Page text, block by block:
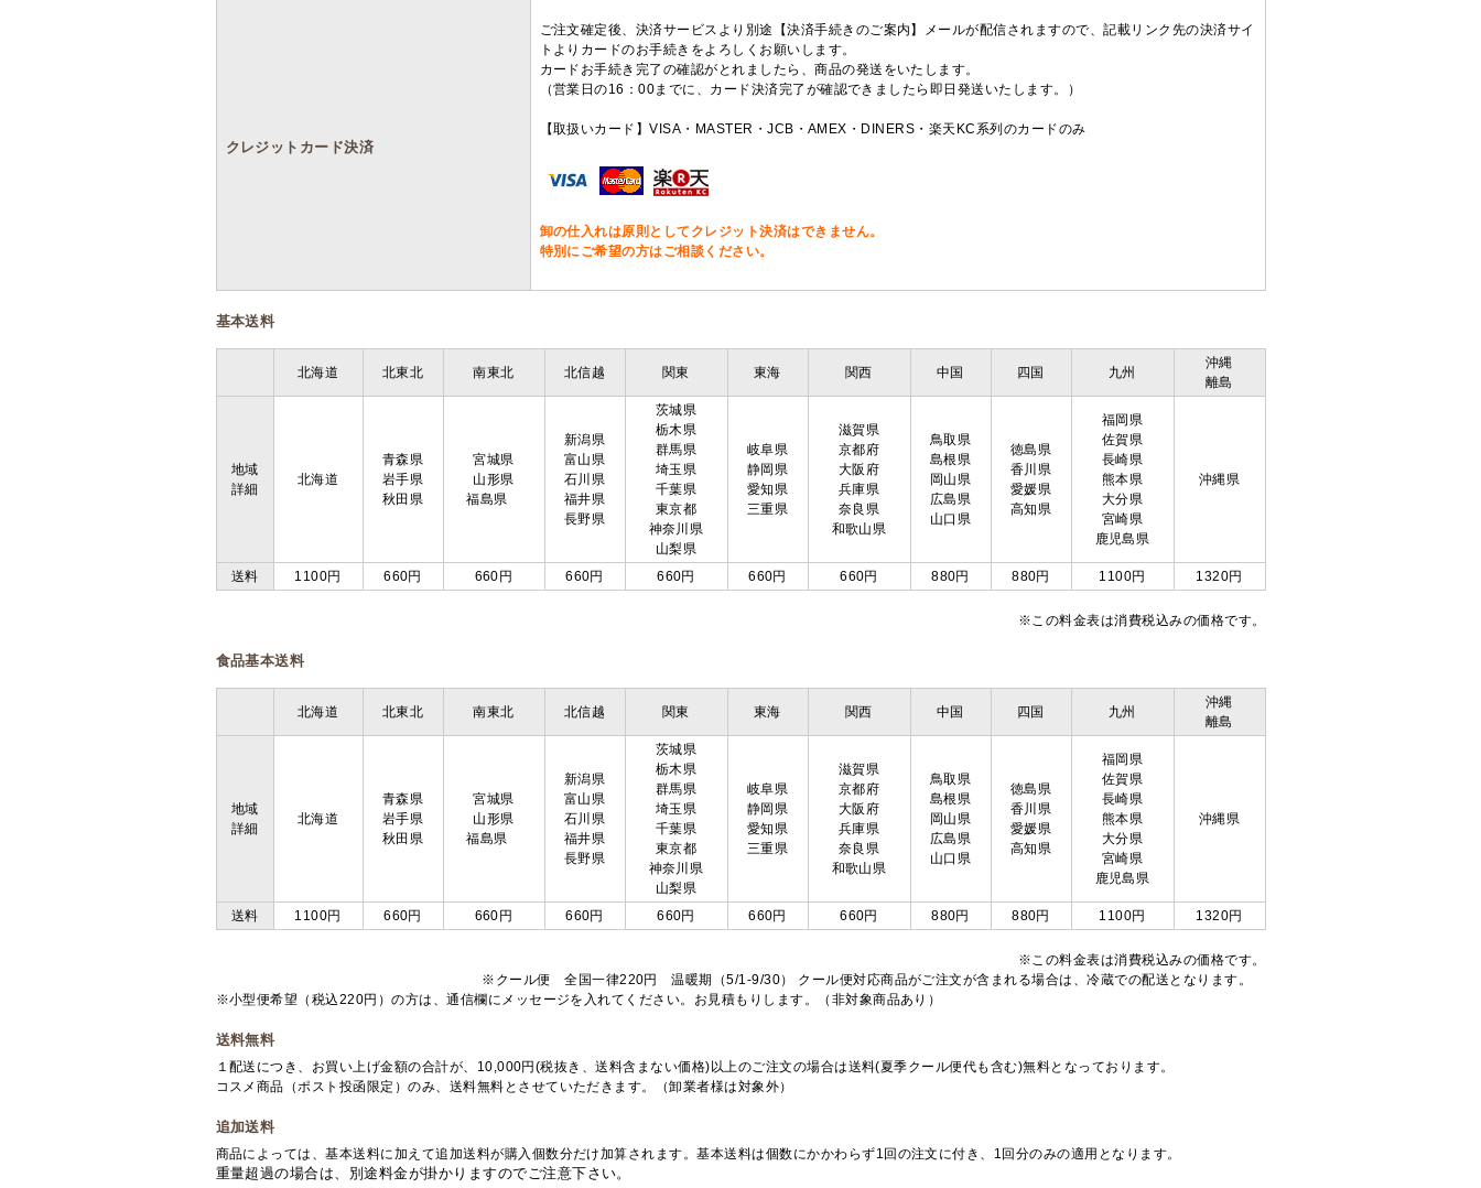
クレジットカード決済
ご注文確定後、決済サービスより別途【決済手続きのご案内】メールが配信されますので、記載リンク先の決済サイ
トよりカードのお手続きをよろしくお願いします。
カードお手続き完了の確認がとれましたら、商品の発送をいたします。
（営業日の16：00までに、カード決済完了が確認できましたら即日発送いたします。）
【取扱いカード】VISA・MASTER・JCB・AMEX・DINERS・楽天KC系列のカードのみ
卸の仕入れは原則としてクレジット決済はできません。
特別にご希望の方はご相談ください。
基本送料
北海道 北東北 南東北 北信越 関東 東海 関西 中国 四国 九州
沖縄
離島
地域
詳細
北海道
青森県
岩手県
秋田県
宮城県
山形県
福島県
新潟県
富山県
石川県
福井県
長野県
茨城県
栃木県
群馬県
埼玉県
千葉県
東京都
神奈川県
山梨県
岐阜県
静岡県
愛知県
三重県
滋賀県
京都府
大阪府
兵庫県
奈良県
和歌山県
鳥取県
島根県
岡山県
広島県
山口県
徳島県
香川県
愛媛県
高知県
福岡県
佐賀県
長崎県
熊本県
大分県
宮崎県
鹿児島県
沖縄県
送料 1100円 660円 660円 660円 660円 660円 660円 880円 880円 1100円 1320円
※この料金表は消費税込みの価格です。
食品基本送料
北海道 北東北 南東北 北信越 関東 東海 関西 中国 四国 九州
沖縄
離島
地域
詳細
北海道
青森県
岩手県
秋田県
宮城県
山形県
福島県
新潟県
富山県
石川県
福井県
長野県
茨城県
栃木県
群馬県
埼玉県
千葉県
東京都
神奈川県
山梨県
岐阜県
静岡県
愛知県
三重県
滋賀県
京都府
大阪府
兵庫県
奈良県
和歌山県
鳥取県
島根県
岡山県
広島県
山口県
徳島県
香川県
愛媛県
高知県
福岡県
佐賀県
長崎県
熊本県
大分県
宮崎県
鹿児島県
沖縄県
送料 1100円 660円 660円 660円 660円 660円 660円 880円 880円 1100円 1320円
※この料金表は消費税込みの価格です。
※クール便 全国一律220円 温暖期（5/1-9/30） クール便対応商品がご注文が含まれる場合は、冷蔵での配送となります。
※小型便希望（税込220円）の方は、通信欄にメッセージを入れてください。お見積もりします。（非対象商品あり）
送料無料
１配送につき、お買い上げ金額の合計が、10,000円(税抜き、送料含まない価格)以上のご注文の場合は送料(夏季クール便代も含む)無料となっております。
コスメ商品（ポスト投函限定）のみ、送料無料とさせていただきます。（卸業者様は対象外）
追加送料
商品によっては、基本送料に加えて追加送料が購入個数分だけ加算されます。基本送料は個数にかかわらず1回の注文に付き、1回分のみの適用となります。
重量超過の場合は、別途料金が掛かりますのでご注意下さい。